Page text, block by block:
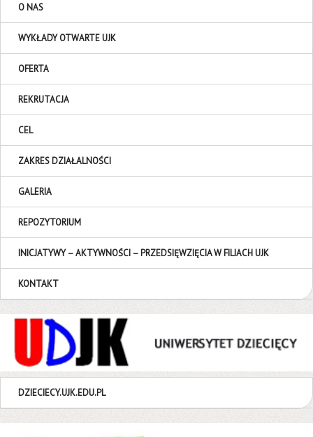
O NAS
WYKŁADY OTWARTE UJK
OFERTA
REKRUTACJA
CEL
ZAKRES DZIAŁALNOŚCI
GALERIA
REPOZYTORIUM
INICJATYWY – AKTYWNOŚCI – PRZEDSIĘWZIĘCIA W FILIACH UJK
KONTAKT
DZIECIECY.UJK.EDU.PL